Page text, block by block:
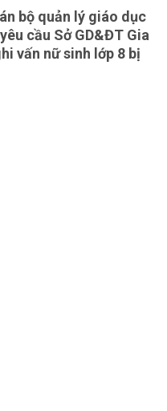
bộ quản lý giáo dục
cầu Sở GD&ĐT Gia
vấn nữ sinh lớp 8 bị